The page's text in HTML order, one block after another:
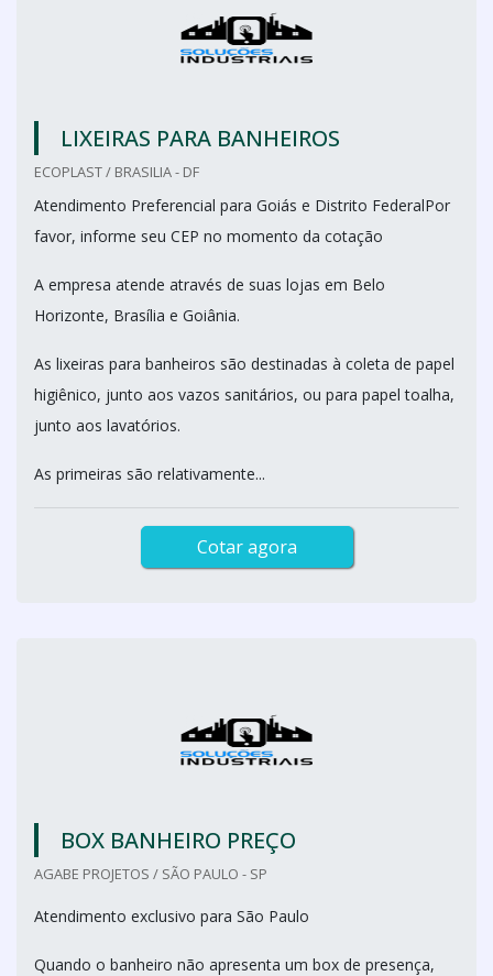
LIXEIRAS PARA BANHEIROS
ECOPLAST / BRASILIA - DF
Atendimento Preferencial para Goiás e Distrito FederalPor
favor, informe seu CEP no momento da cotação
A empresa atende através de suas lojas em Belo
Horizonte, Brasília e Goiânia.
As lixeiras para banheiros são destinadas à coleta de papel
higiênico, junto aos vazos sanitários, ou para papel toalha,
junto aos lavatórios.
As primeiras são relativamente...
Cotar agora
BOX BANHEIRO PREÇO
AGABE PROJETOS / SÃO PAULO - SP
Atendimento exclusivo para São Paulo
Quando o banheiro não apresenta um box de presença,